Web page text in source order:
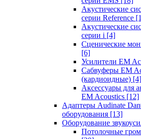
Акустические
серии Reference
Акустические
серии i [4]
Сценические
[6]
Усилители EM
Сабвуферы EM
(кардиоидные) [4]
Аксессуары для
EM Acoustics [12]
Адаптеры Audinate
оборудования [13]
Оборудование
Потолочные